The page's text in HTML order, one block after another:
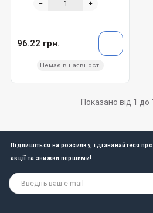
96.22 грн.
Немає в наявності
Показано від 1 до
Підпишіться на розсилку, і дізнавайтеся про
акції та знижки першими!